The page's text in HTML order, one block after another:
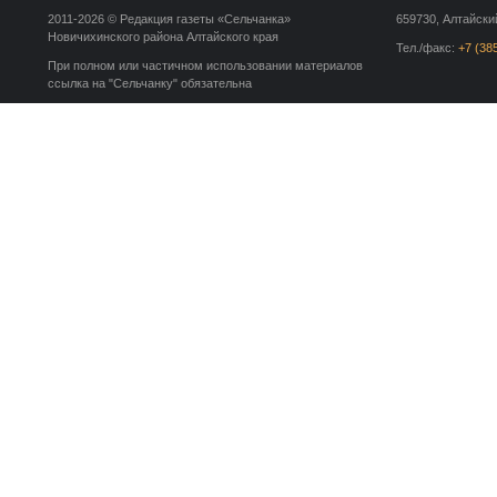
659730,
Тел./факс: +7
2011-2026 © Редакция газеты «Сельчанка»
Новичихинского района Алтайского края
При полном или частичном использовании материалов
ссылка на "Сельчанку" обязательна